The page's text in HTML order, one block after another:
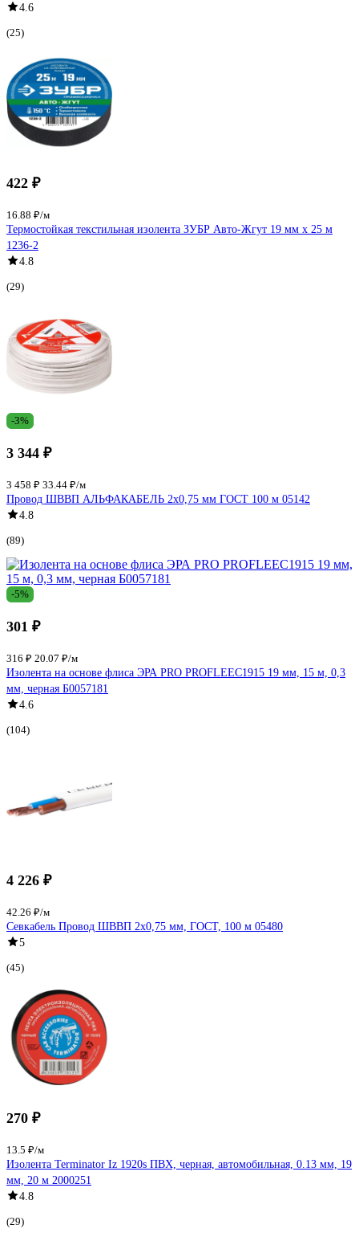
4.6
(25)
422 ₽
16.88 ₽/м
Термостойкая текстильная изолента ЗУБР Авто-Жгут 19 мм х 25 м
1236-2
4.8
(29)
-3%
3 344 ₽
3 458 ₽ 33.44 ₽/м
Провод ШВВП АЛЬФАКАБЕЛЬ 2х0,75 мм ГОСТ 100 м 05142
4.8
(89)
-5%
301 ₽
316 ₽ 20.07 ₽/м
Изолента на основе флиса ЭРА PRO PROFLEEC1915 19 мм, 15 м, 0,3
мм, черная Б0057181
4.6
(104)
4 226 ₽
42.26 ₽/м
Севкабель Провод ШВВП 2х0,75 мм, ГОСТ, 100 м 05480
5
(45)
270 ₽
13.5 ₽/м
Изолента Terminator Iz 1920s ПВХ, черная, автомобильная, 0.13 мм, 19
мм, 20 м 2000251
4.8
(29)